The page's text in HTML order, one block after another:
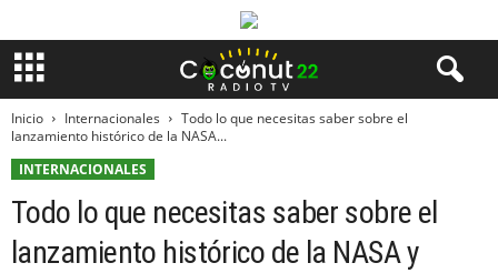
Inicio Internacionales
Todo lo que necesitas saber sobre el
lanzamiento histórico de la NASA...
INTERNACIONALES
Todo lo que necesitas saber sobre el
lanzamiento histórico de la NASA y